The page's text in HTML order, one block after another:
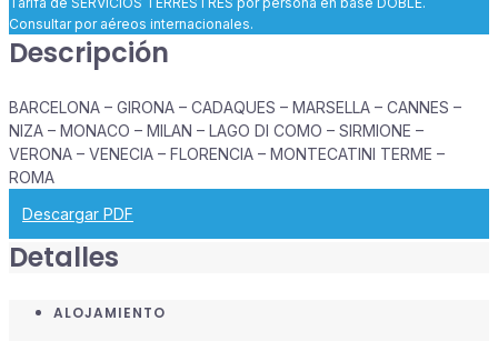
Consultar por aéreos internacionales.
Descripción
BARCELONA – GIRONA – CADAQUES – MARSELLA – CANNES –
NIZA – MONACO – MILAN – LAGO DI COMO – SIRMIONE –
VERONA – VENECIA – FLORENCIA – MONTECATINI TERME –
ROMA
Descargar PDF
Detalles
ALOJAMIENTO